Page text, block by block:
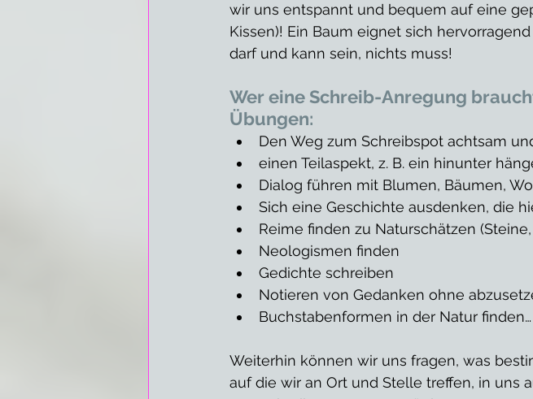
wir uns entspannt und bequem auf eine
Kissen)! Ein Baum eignet sich
darf und kann sein, nichts muss!
Wer eine Schreib-Anregung
Übungen:
Den Weg zum Schreibspot achtsam
einen Teilaspekt, z. B. ein hinunter
Dialog führen mit Blumen, Bäumen,
Sich eine Geschichte ausdenken, die
Reime finden zu Naturschätzen
Neologismen finden
Gedichte schreiben
Notieren von Gedanken ohne
Buchstabenformen in der Natur finden…
Weiterhin können wir uns fragen, was
auf die wir an Ort und Stelle treffen, in uns